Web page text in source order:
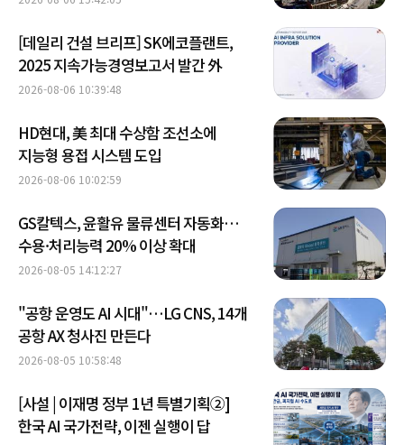
[데일리 건설 브리프] SK에코플랜트,
2025 지속가능경영보고서 발간 外
2026-08-06 10:39:48
HD현대, 美 최대 수상함 조선소에
지능형 용접 시스템 도입
2026-08-06 10:02:59
GS칼텍스, 윤활유 물류센터 자동화…
수용·처리능력 20% 이상 확대
2026-08-05 14:12:27
"공항 운영도 AI 시대"…LG CNS, 14개
공항 AX 청사진 만든다
2026-08-05 10:58:48
[사설 | 이재명 정부 1년 특별기획②]
한국 AI 국가전략, 이젠 실행이 답